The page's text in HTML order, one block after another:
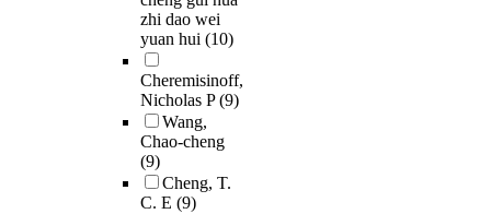
zhi dao wei
yuan hui (10)
Cheremisinoff,
Nicholas P(9)
Wang,
Chao-cheng
(9)
Cheng, T.
C. E (9)